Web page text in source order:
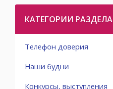
КАТЕГОРИИ РАЗДЕЛА
Телефон доверия
Наши будни
Конкурсы, выступления